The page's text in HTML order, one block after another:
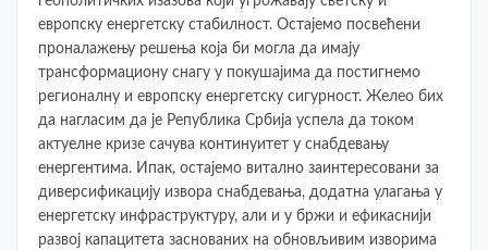
европску енергетску стабилност. Остајемо посвећени
проналажењу решења која би могла да имају
трансформациону снагу у покушајима да постигнемо
регионалну и европску енергетску сигурност. Желео бих
да нагласим да је Република Србија успела да током
актуелне кризе сачува континуитет у снабдевању
енергентима. Ипак, остајемо витално заинтересовани за
диверсификацију извора снабдевања, додатна улагања у
енергетску инфраструктуру, али и у бржи и ефикаснији
развој капацитета заснованих на обновљивим изворима